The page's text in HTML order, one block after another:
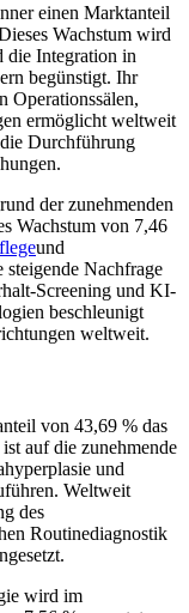
einen Marktanteil
Wachstum wird
die Integration in
begünstigt. Ihr
Operationssälen,
ermöglicht weltweit
Durchführung
der zunehmenden
Wachstum von 7,46
und
Nachfrage
Screening und KI-
beschleunigt
weltweit.
von 43,69 % das
auf die zunehmende
und
Weltweit
des
Routinediagnostik
wird im